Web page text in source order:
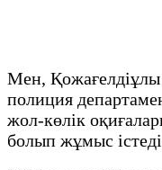
Мен,
полиция
жол-көлік
болып жұмыс